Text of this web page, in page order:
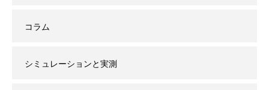
コラム
シミュレーションと実測